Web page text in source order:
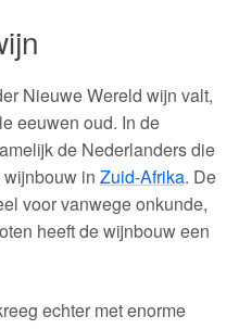
Nieuwe Wereld wijn valt,
eeuwen oud. In de
de Nederlanders die
in Zuid-Afrika. De
voor vanwege onkunde,
heeft de wijnbouw een
echter met enorme